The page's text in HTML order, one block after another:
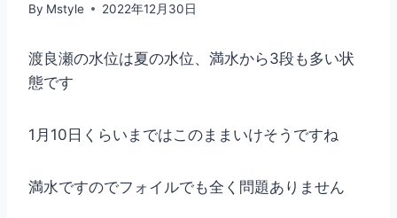
By Mstyle 2022年12月30日
渡良瀬の水位は夏の水位、満水から3段も多い状
態です
1月10日くらいまではこのままいけそうですね
満水ですのでフォイルでも全く問題ありません